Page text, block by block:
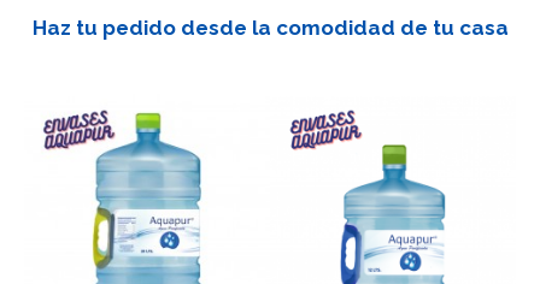
Haz tu pedido desde la comodidad de tu casa